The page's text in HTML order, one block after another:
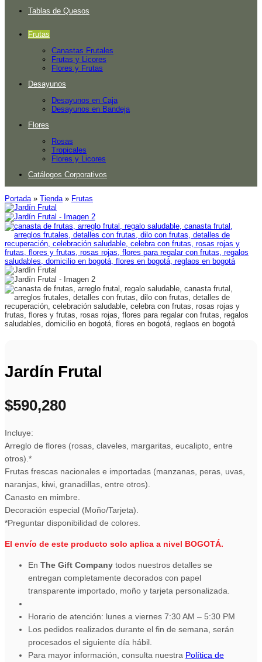
Tablas de Quesos
Frutas
Canastas Frutales
Frutas y Licores
Flores y Frutas
Desayunos
Desayunos en Caja
Desayunos en Bandeja
Flores
Rosas
Tropicales
Flores y Licores
Catálogos Corporativos
Portada » Tienda » Frutas
Jardín Frutal
$590,280
Incluye:
Arreglo de flores (rosas, claveles, margaritas, eucalipto, entre
otros).*
Frutas frescas nacionales e importadas (manzanas, peras, uvas,
naranjas, kiwi, granadillas, entre otros).
Canasto en mimbre.
Decoración especial (Moño/Tarjeta).
*Preguntar disponibilidad de colores.
El envío de este producto solo aplica a nivel BOGOTÁ.
En The Gift Company todos nuestros detalles se
entregan completamente decorados con papel
transparente importado, moño y tarjeta personalizada.
Horario de atención: lunes a viernes 7:30 AM – 5:30 PM
Los pedidos realizados durante el fin de semana, serán
procesados el siguiente día hábil.
Para mayor información, consulta nuestra Política de